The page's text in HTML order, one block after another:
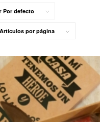
Por defecto
por página